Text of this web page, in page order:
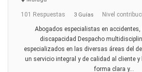
101 Respuestas 3 Guías Nivel
Abogados especialistas en
discapacidad Despacho
especializados en las diversas áreas del
un servicio integral y de calidad al cliente
forma clara y...